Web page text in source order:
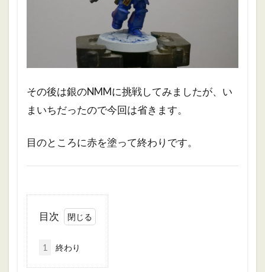
その後は銀のNMMに挑戦してみましたが、い
まいちだったので今回は省きます。
目のところに赤を塗って終わりです。
目次
1 終わり